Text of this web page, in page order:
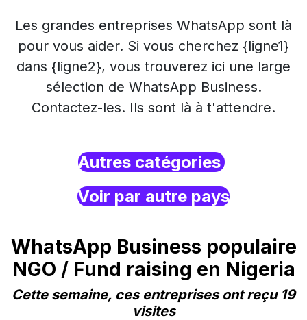
Les grandes entreprises WhatsApp sont là
pour vous aider. Si vous cherchez {ligne1}
dans {ligne2}, vous trouverez ici une large
sélection de WhatsApp Business.
Contactez-les. Ils sont là à t'attendre.
Autres catégories
Voir par autre pays
WhatsApp Business populaire
NGO / Fund raising en Nigeria
Cette semaine, ces entreprises ont reçu 19
visites